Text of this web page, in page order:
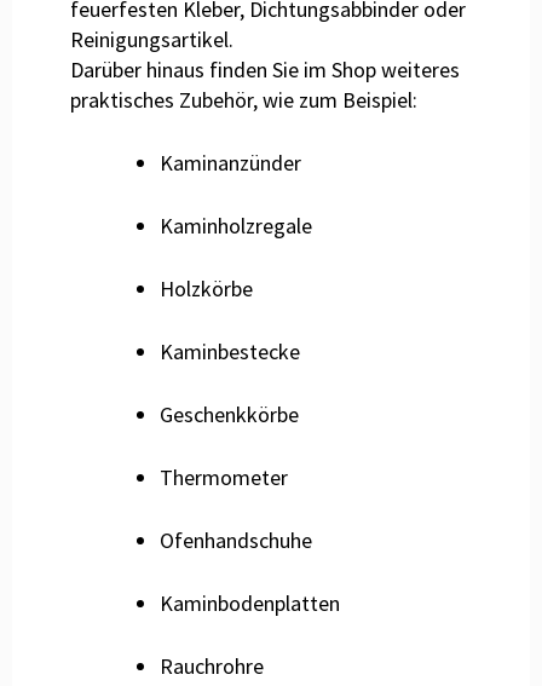
feuerfesten Kleber, Dichtungsabbinder oder
Reinigungsartikel.
Darüber hinaus finden Sie im Shop weiteres
praktisches Zubehör, wie zum Beispiel:
Kaminanzünder
Kaminholzregale
Holzkörbe
Kaminbestecke
Geschenkkörbe
Thermometer
Ofenhandschuhe
Kaminbodenplatten
Rauchrohre